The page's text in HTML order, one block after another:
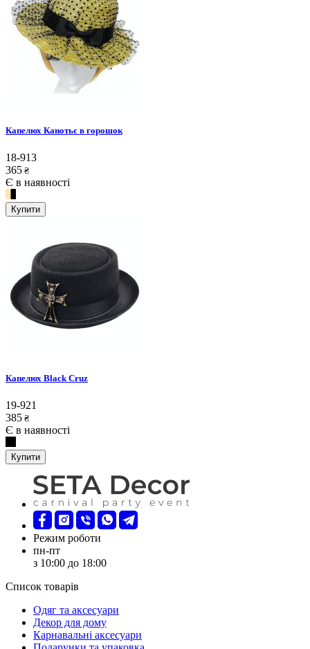
Капелюх Канотьє в горошок
18-913
365 ₴
Є в наявності
Купити
Капелюх Black Cruz
19-921
385 ₴
Є в наявності
Купити
Режим роботи
пн-пт
з 10:00 до 18:00
Список товарів
Oдяг та аксесуари
Декор для дому
Карнавальні аксесуари